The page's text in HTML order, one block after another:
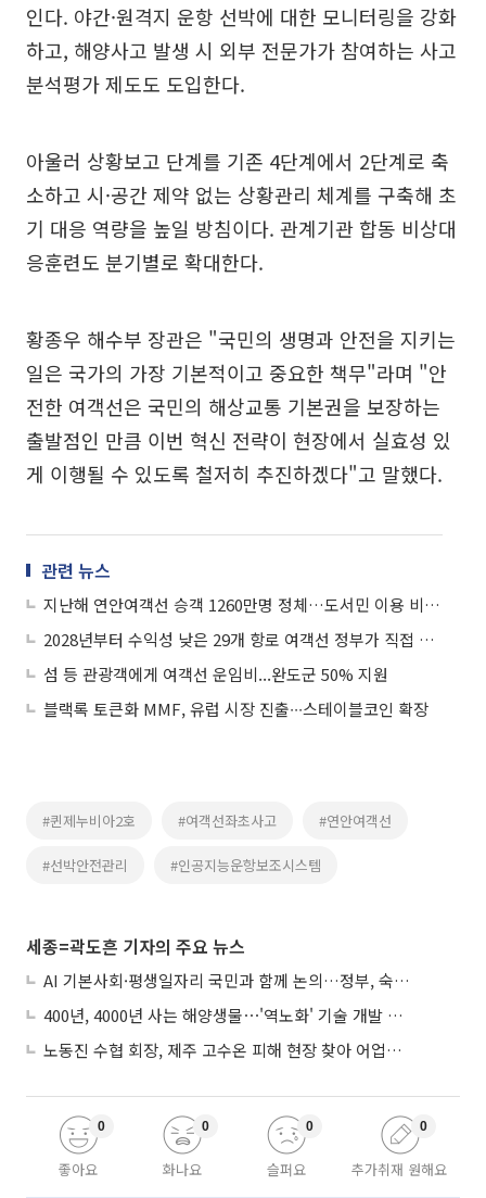
인다. 야간·원격지 운항 선박에 대한 모니터링을 강화
하고, 해양사고 발생 시 외부 전문가가 참여하는 사고
분석평가 제도도 도입한다.
아울러 상황보고 단계를 기존 4단계에서 2단계로 축
소하고 시·공간 제약 없는 상황관리 체계를 구축해 초
기 대응 역량을 높일 방침이다. 관계기관 합동 비상대
응훈련도 분기별로 확대한다.
황종우 해수부 장관은 "국민의 생명과 안전을 지키는
일은 국가의 가장 기본적이고 중요한 책무"라며 "안
전한 여객선은 국민의 해상교통 기본권을 보장하는
출발점인 만큼 이번 혁신 전략이 현장에서 실효성 있
게 이행될 수 있도록 철저히 추진하겠다"고 말했다.
관련 뉴스
지난해 연안여객선 승객 1260만명 정체…도서민 이용 비중 26%
2028년부터 수익성 낮은 29개 항로 여객선 정부가 직접 운영한다
섬 등 관광객에게 여객선 운임비...완도군 50% 지원
블랙록 토큰화 MMF, 유럽 시장 진출∙∙∙스테이블코인 확장
#퀸제누비아2호 #여객선좌초사고 #연안여객선
#선박안전관리 #인공지능운항보조시스템
세종=곽도흔 기자의 주요 뉴스
AI 기본사회·평생일자리 국민과 함께 논의…정부, 숙의공론화 착수
400년, 4000년 사는 해양생물⋯'역노화' 기술 개발 추진
노동진 수협 회장, 제주 고수온 피해 현장 찾아 어업인 지원 점검
좋아요
0
화나요
0
슬퍼요
0
추가취재 원해요
0